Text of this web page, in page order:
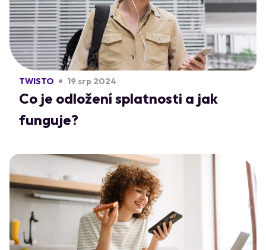
TWISTO 19 srp 2024
Co je odložení splatnosti a jak
funguje?